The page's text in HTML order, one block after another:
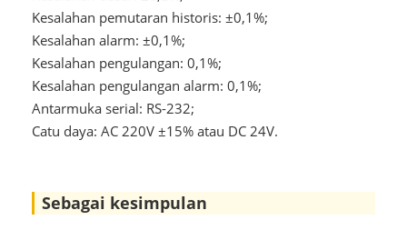
Kesalahan pemutaran historis: ±0,1%;
Kesalahan alarm: ±0,1%;
Kesalahan pengulangan: 0,1%;
Kesalahan pengulangan alarm: 0,1%;
Antarmuka serial: RS-232;
Catu daya: AC 220V ±15% atau DC 24V.
Sebagai kesimpulan